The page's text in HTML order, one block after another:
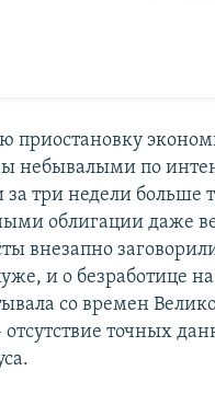
приостановку
небывалыми по
три недели больше
облигации даже
внезапно
и о безработице
со времен
точных